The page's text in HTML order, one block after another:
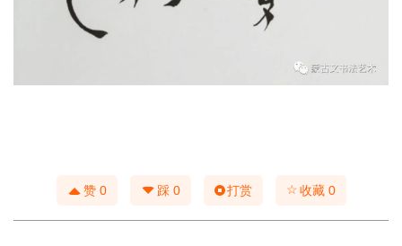
赞 0 踩 0 打赏 ☆收藏 0